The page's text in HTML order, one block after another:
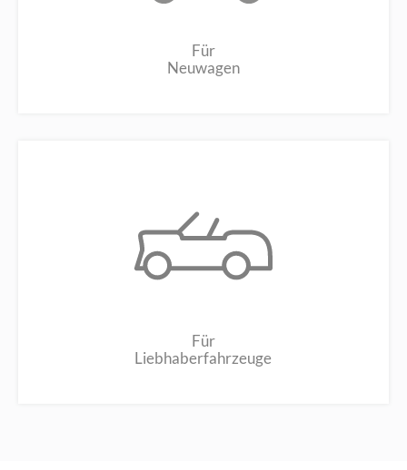
Für
Neuwagen
Für
Liebhaberfahrzeuge